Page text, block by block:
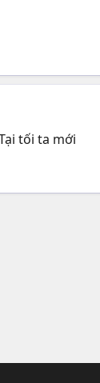
tối ta mới